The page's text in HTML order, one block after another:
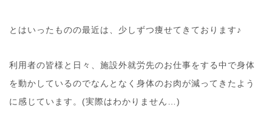
とはいったものの最近は、少しずつ痩せてきております♪
利用者の皆様と日々、施設外就労先のお仕事をする中で身体
を動かしているのでなんとなく身体のお肉が減ってきたよう
に感じています。(実際はわかりません…)